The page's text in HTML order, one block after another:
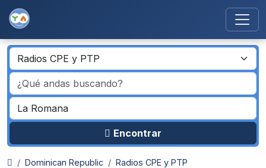
Encontrar
Dominican Republic
Radios CPE y PTP